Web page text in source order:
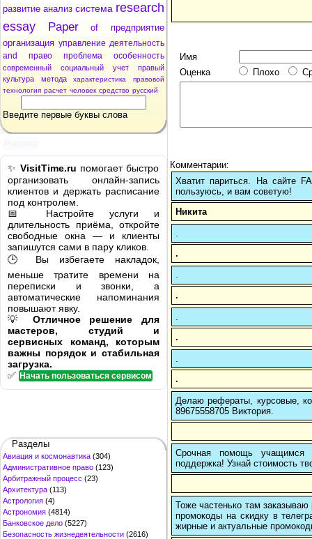
развитие анализ система research
essay
Paper of
предприятие
организация управление деятельность
and
право проблема особенность
современный социальный учет
правый
культура
метода характеристика
правовой
технология расчет человек средство русский
Введите первые буквы слова
✨ VisitTime.ru помогает быстро
организовать онлайн-запись
клиентов и держать расписание
под контролем.
📅 Настройте услуги и
длительность приёма, откройте
свободные окна — и клиенты
запишутся сами в пару кликов.
🕒 Вы избегаете накладок,
меньше тратите времени на
переписки и звонки, а
автоматические напоминания
повышают явку.
💡 Отличное решение для
мастеров, студий и
сервисных команд, которым
важны порядок и стабильная
загрузка.
✅ Начать пользоваться сервисом
Разделы
Авиация и космонавтика (304)
Административное право (123)
Арбитражный процесс (23)
Архитектура (113)
Астрология (4)
Астрономия (4814)
Банковское дело (5227)
Безопасность жизнедеятельности (2616)
Имя
Оценка
Плохо
Комментарии:
Хватит париться. На сайте
пользуюсь, и вам советую!
Никита
.
.
.
.
Делаю рефераты, курсовые,
89675558705 Виктория.
Срочная помощь учащимся в
поддержка! Узнай стоимость
Тоже частенько там
промокоды на скидку в
жирные и актуальные